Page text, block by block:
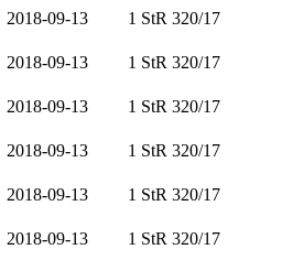
2018-09-13 1 StR 320/17
2018-09-13 1 StR 320/17
2018-09-13 1 StR 320/17
2018-09-13 1 StR 320/17
2018-09-13 1 StR 320/17
2018-09-13 1 StR 320/17